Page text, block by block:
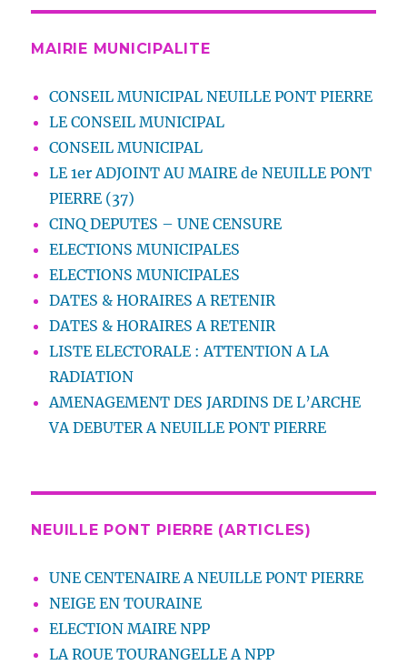
MAIRIE MUNICIPALITE
CONSEIL MUNICIPAL NEUILLE PONT PIERRE
LE CONSEIL MUNICIPAL
CONSEIL MUNICIPAL
LE 1er ADJOINT AU MAIRE de NEUILLE PONT
PIERRE (37)
CINQ DEPUTES – UNE CENSURE
ELECTIONS MUNICIPALES
ELECTIONS MUNICIPALES
DATES & HORAIRES A RETENIR
DATES & HORAIRES A RETENIR
LISTE ELECTORALE : ATTENTION A LA
RADIATION
AMENAGEMENT DES JARDINS DE L’ARCHE
VA DEBUTER A NEUILLE PONT PIERRE
NEUILLE PONT PIERRE (ARTICLES)
UNE CENTENAIRE A NEUILLE PONT PIERRE
NEIGE EN TOURAINE
ELECTION MAIRE NPP
LA ROUE TOURANGELLE A NPP